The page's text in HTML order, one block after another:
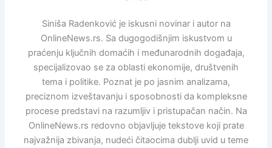
Siniša Radenković je iskusni novinar i autor na
OnlineNews.rs. Sa dugogodišnjim iskustvom u
praćenju ključnih domaćih i međunarodnih događaja,
specijalizovao se za oblasti ekonomije, društvenih
tema i politike. Poznat je po jasnim analizama,
preciznom izveštavanju i sposobnosti da kompleksne
procese predstavi na razumljiv i pristupačan način. Na
OnlineNews.rs redovno objavljuje tekstove koji prate
najvažnija zbivanja, nudeći čitaocima dublji uvid u teme